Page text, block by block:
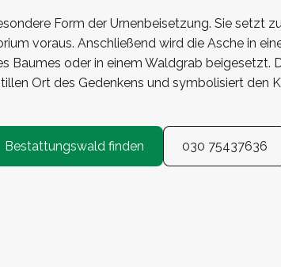
Form der Urnenbeisetzung. Sie setzt
voraus. Anschließend wird die Asche in
Baumes oder in einem Waldgrab beigesetzt.
Ort des Gedenkens und symbolisiert den
Bestattungswald finden 030 75437636